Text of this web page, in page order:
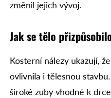
změnil jejich vývoj.
Jak se tělo
Kosterní nálezy ukazují,
ovlivnila i tělesnou
široké zuby vhodné k